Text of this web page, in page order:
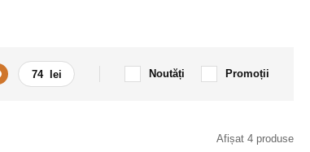
Noutăți Promoții
Afișat 4 produse